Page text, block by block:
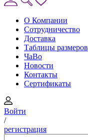
О Компании
Сотрудничество
Доставка
Таблицы размеров
ЧаВо
Новости
Контакты
Сертификаты
Войти
/
регистрация